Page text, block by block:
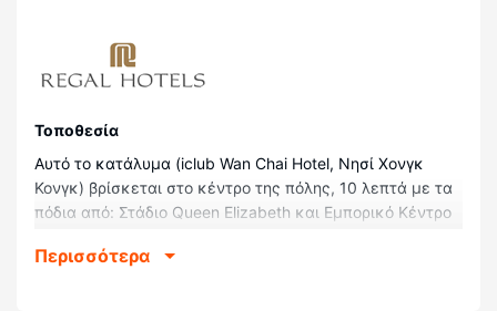
Τοποθεσία
Αυτό το κατάλυμα (iclub Wan Chai Hotel, Νησί Χονγκ
Κονγκ) βρίσκεται στο κέντρο της πόλης, 10 λεπτά με τα
πόδια από: Στάδιο Queen Elizabeth και Εμπορικό Κέντρο
1,3 χλμ. από: Ιππόδρομος Χάπι Βάλεϊ και 1,4 χλμ. από:
Περισσότερα